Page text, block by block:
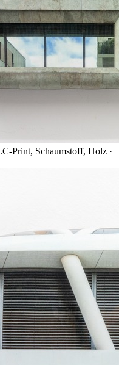
Print, Schaumstoff, Holz ·